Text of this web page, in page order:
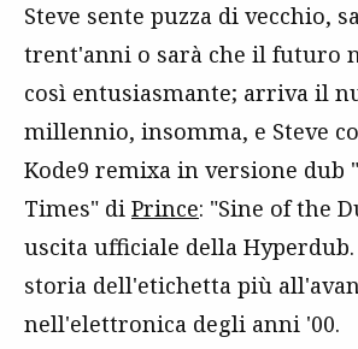
Steve sente puzza di vecchio,
trent'anni o sarà che il futuro
così entusiasmante; arriva il
millennio, insomma, e Steve
Kode9 remixa in versione dub
Times" di Prince: "Sine of the
uscita ufficiale della
storia dell'etichetta più
nell'elettronica degli anni '00.